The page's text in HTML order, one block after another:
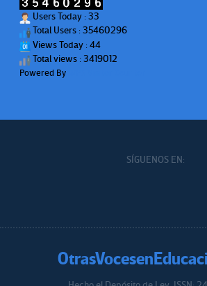
Users Today : 33
Total Users : 35460296
Views Today : 44
Total views : 3419012
Powered By
SÍGUENOS EN: